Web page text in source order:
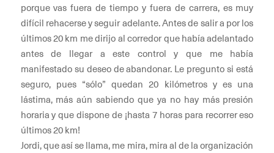
porque vas fuera de tiempo y fuera de carrera, es muy
difícil rehacerse y seguir adelante. Antes de salir a por los
últimos 20 km me dirijo al corredor que había adelantado
antes de llegar a este control y que me había
manifestado su deseo de abandonar. Le pregunto si está
seguro, pues “sólo” quedan 20 kilómetros y es una
lástima, más aún sabiendo que ya no hay más presión
horaria y que dispone de ¡hasta 7 horas para recorrer eso
últimos 20 km!
Jordi, que así se llama, me mira, mira al de la organización